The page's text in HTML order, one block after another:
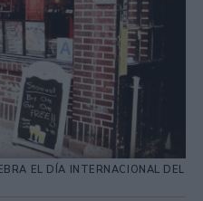
EL DÍA INTERNACIONAL DEL